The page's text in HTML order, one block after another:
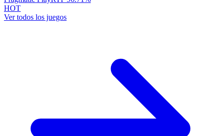
HOT
Ver todos los juegos